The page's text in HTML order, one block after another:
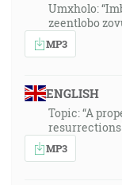
Umxholo:
zeentlobo
MP3
ENGLISH
Topic: “A
MP3